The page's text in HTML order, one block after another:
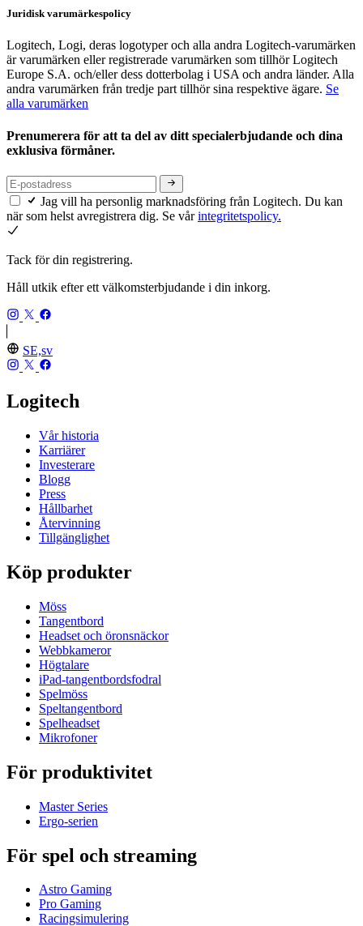
Juridisk varumärkespolicy
Logitech, Logi, deras logotyper och alla andra Logitech-varumärken
är varumärken eller registrerade varumärken som tillhör Logitech
Europe S.A. och/eller dess dotterbolag i USA och andra länder. Alla
andra varumärken från tredje part tillhör sina respektive ägare. Se
alla varumärken
Prenumerera för att ta del av ditt specialerbjudande och dina
exklusiva förmåner.
Jag vill ha personlig marknadsföring från Logitech. Du kan
när som helst avregistrera dig. Se vårintegritetspolicy.
Tack för din registrering.
Håll utkik efter ett välkomsterbjudande i din inkorg.
SE,sv
Logitech
Vår historia
Karriärer
Investerare
Blogg
Press
Hållbarhet
Återvinning
Tillgänglighet
Köp produkter
Möss
Tangentbord
Headset och öronsnäckor
Webbkameror
Högtalare
iPad-tangentbordsfodral
Spelmöss
Speltangentbord
Spelheadset
Mikrofoner
För produktivitet
Master Series
Ergo-serien
För spel och streaming
Astro Gaming
Pro Gaming
Racingsimulering